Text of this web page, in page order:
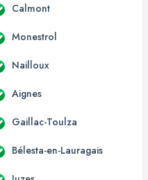
Calmont
Monestrol
Nailloux
Aignes
Gaillac-Toulza
Bélesta-en-Lauragais